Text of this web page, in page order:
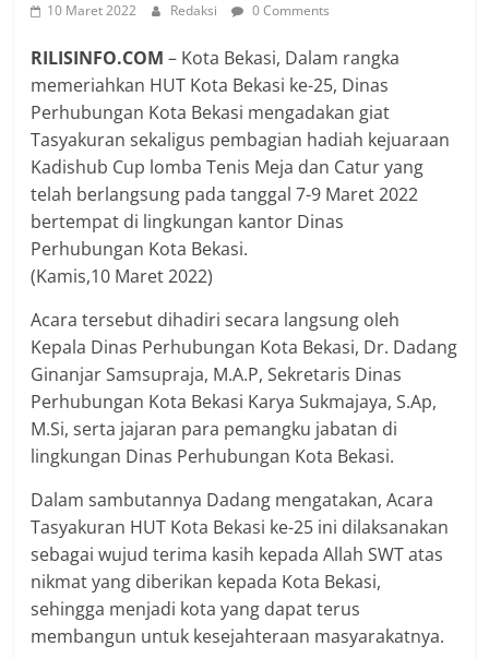
10 Maret 2022 Redaksi 0 Comments
RILISINFO.COM – Kota Bekasi, Dalam rangka
memeriahkan HUT Kota Bekasi ke-25, Dinas
Perhubungan Kota Bekasi mengadakan giat
Tasyakuran sekaligus pembagian hadiah kejuaraan
Kadishub Cup lomba Tenis Meja dan Catur yang
telah berlangsung pada tanggal 7-9 Maret 2022
bertempat di lingkungan kantor Dinas
Perhubungan Kota Bekasi.
(Kamis,10 Maret 2022)
Acara tersebut dihadiri secara langsung oleh
Kepala Dinas Perhubungan Kota Bekasi, Dr. Dadang
Ginanjar Samsupraja, M.A.P, Sekretaris Dinas
Perhubungan Kota Bekasi Karya Sukmajaya, S.Ap,
M.Si, serta jajaran para pemangku jabatan di
lingkungan Dinas Perhubungan Kota Bekasi.
Dalam sambutannya Dadang mengatakan, Acara
Tasyakuran HUT Kota Bekasi ke-25 ini dilaksanakan
sebagai wujud terima kasih kepada Allah SWT atas
nikmat yang diberikan kepada Kota Bekasi,
sehingga menjadi kota yang dapat terus
membangun untuk kesejahteraan masyarakatnya.